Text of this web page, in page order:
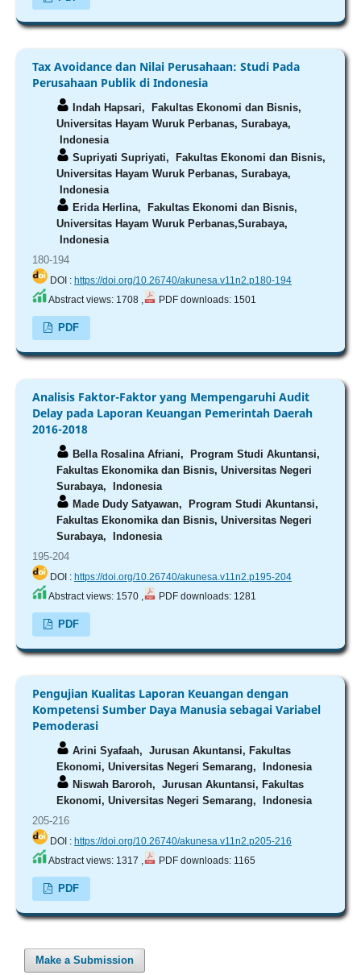
Tax Avoidance dan Nilai Perusahaan: Studi Pada
Perusahaan Publik di Indonesia
Indah Hapsari, Fakultas Ekonomi dan Bisnis,
Universitas Hayam Wuruk Perbanas, Surabaya,
Indonesia
Supriyati Supriyati, Fakultas Ekonomi dan Bisnis,
Universitas Hayam Wuruk Perbanas, Surabaya,
Indonesia
Erida Herlina, Fakultas Ekonomi dan Bisnis,
Universitas Hayam Wuruk Perbanas,Surabaya,
Indonesia
180-194
DOI : https://doi.org/10.26740/akunesa.v11n2.p180-194
Abstract views: 1708 ,
PDF downloads: 1501
PDF
Analisis Faktor-Faktor yang Mempengaruhi Audit
Delay pada Laporan Keuangan Pemerintah Daerah
2016-2018
Bella Rosalina Afriani, Program Studi Akuntansi,
Fakultas Ekonomika dan Bisnis, Universitas Negeri
Surabaya, Indonesia
Made Dudy Satyawan, Program Studi Akuntansi,
Fakultas Ekonomika dan Bisnis, Universitas Negeri
Surabaya, Indonesia
195-204
DOI : https://doi.org/10.26740/akunesa.v11n2.p195-204
Abstract views: 1570 ,
PDF downloads: 1281
PDF
Pengujian Kualitas Laporan Keuangan dengan
Kompetensi Sumber Daya Manusia sebagai Variabel
Pemoderasi
Arini Syafaah, Jurusan Akuntansi, Fakultas
Ekonomi, Universitas Negeri Semarang, Indonesia
Niswah Baroroh, Jurusan Akuntansi, Fakultas
Ekonomi, Universitas Negeri Semarang, Indonesia
205-216
DOI : https://doi.org/10.26740/akunesa.v11n2.p205-216
Abstract views: 1317 ,
PDF downloads: 1165
PDF
Make a Submission